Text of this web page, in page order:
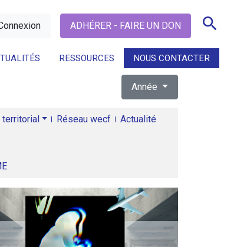
ADHÉRER - FAIRE UN DON search
RESSOURCES NOUS CONTACTER
search
Année
territorial Réseau wecf Actualité